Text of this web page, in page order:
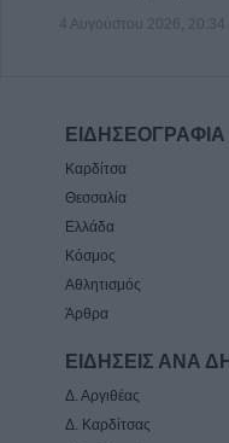
4 Αυγούστου 2026, 20:34
ΕΙΔΗΣΕΟΓΡΑΦΙΑ
Καρδίτσα
Θεσσαλία
Ελλάδα
Κόσμος
Αθλητισμός
Άρθρα
ΕΙΔΗΣΕΙΣ ΑΝΑ
Δ. Αργιθέας
Δ. Καρδίτσας